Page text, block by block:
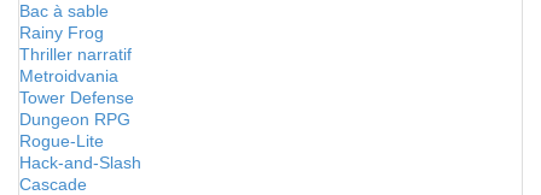
Bac à sable
Rainy Frog
Thriller narratif
Metroidvania
Tower Defense
Dungeon RPG
Rogue-Lite
Hack-and-Slash
Cascade